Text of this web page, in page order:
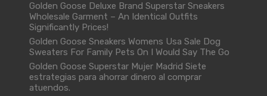
Golden Goose Deluxe Brand Superstar Sneakers
Wholesale Garment – An Identical Outfits
Significantly Prices!
Golden Goose Sneakers Womens Usa Sale Dog
Sweaters For Family Pets On I Would Say The Go
Golden Goose Superstar Mujer Madrid Siete
estrategias para ahorrar dinero al comprar
atuendos.